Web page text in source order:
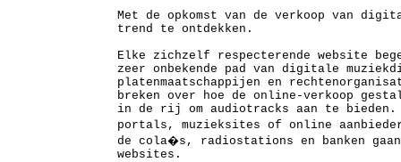
Met de opkomst van de verkoop van
trend te ontdekken.
Elke zichzelf respecterende website
zeer onbekende pad van digitale
platenmaatschappijen en
breken over hoe de online-verkoop
in de rij om audiotracks aan te
portals, muzieksites of online
de cola�s, radiostations en banken gaan
websites.